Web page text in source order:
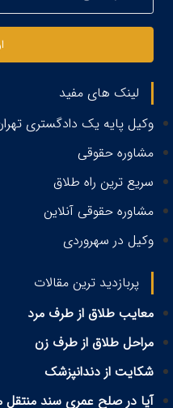
لینک های مفید
وکیل پایه یک دادگستری
مشاوره حقوقی
سریع ترین راه طلاق
مشاوره حقوقی آنلاین
وکیل در سهروردی
پربازدید ترین مقالات
معایب طلاق از طرف مرد
مراحل طلاق از طرف زن
شکایت از دندانپزشک
آیا در صلح عمری سند منتقل